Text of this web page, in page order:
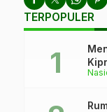
TERPOPULER